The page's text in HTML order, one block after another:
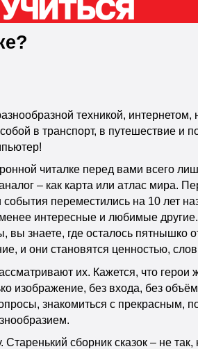
техникой,
в транспорт, в путешествие
читалке перед вами всего
– как карта или атлас мира.
переместились на 10 лет
интересные и любимые
знаете, где осталось
и они становятся ценностью,
их. Кажется, что
изображение, без входа, без
знакомиться с
сборник сказок – не